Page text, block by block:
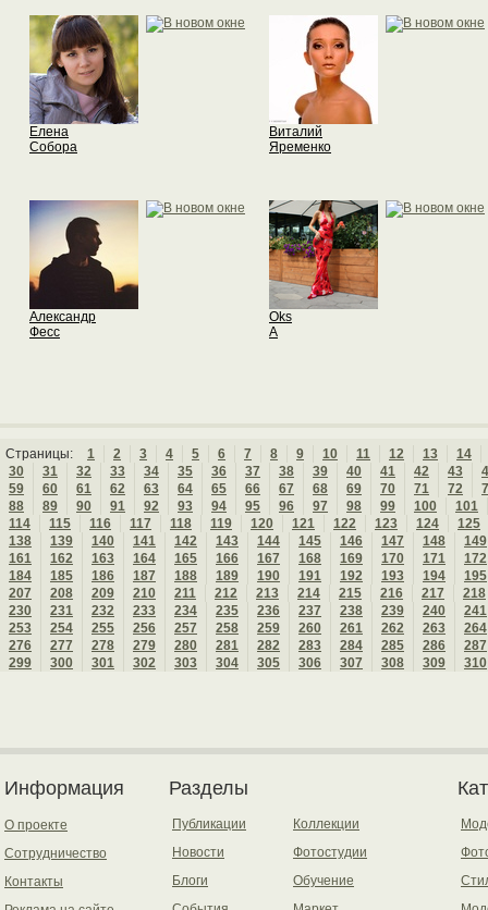
Елена
Собора
Виталий
Яременко
Александр
Фесс
Oks
A
Страницы: 1 2 3 4 5 6 7 8 9 10 11 12 13
14
30
31 32 33 34 35 36 37 38 39 40 41 42 43
59
60 61 62 63 64 65 66 67 68 69 70 71 72
88
89 90 91 92 93 94 95 96 97 98 99 100
101
114
115 116 117 118 119 120 121 122 123 124
125
138
139 140 141 142 143 144 145 146 147 148
149
161
162 163 164 165 166 167 168 169 170 171
172
184
185 186 187 188 189 190 191 192 193 194
195
207
208 209 210 211 212 213 214 215 216 217
218
230
231 232 233 234 235 236 237 238 239 240
241
253
254 255 256 257 258 259 260 261 262 263
264
276
277 278 279 280 281 282 283 284 285 286
287
299
300 301 302 303 304 305 306 307 308 309 310
Информация
О проекте
Сотрудничество
Контакты
Разделы
Публикации
Новости
Блоги
Коллекции
Фотостудии
Обучение